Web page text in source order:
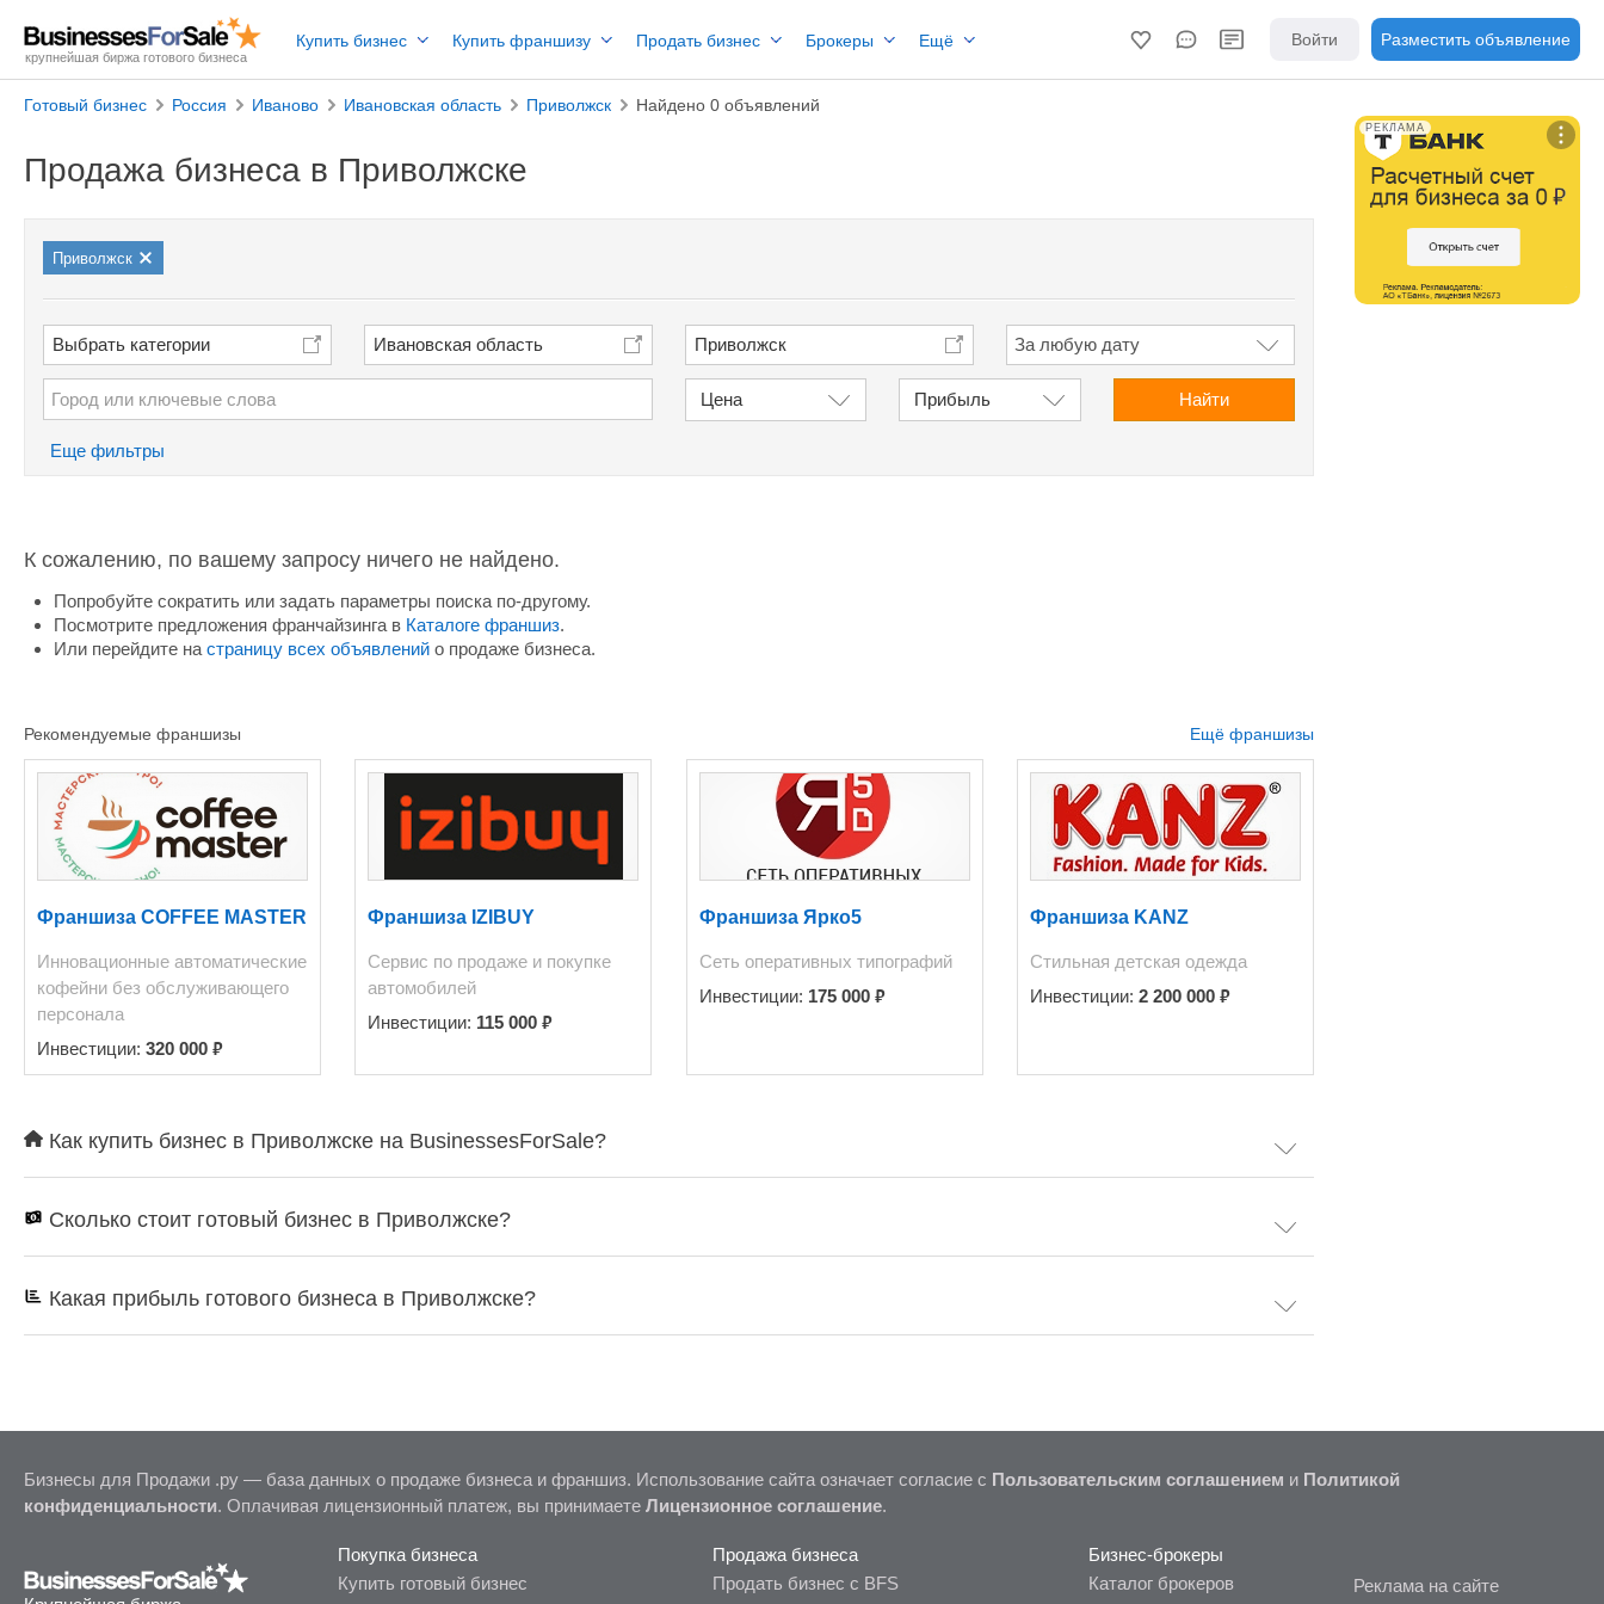
крупнейшая биржа готового бизнеса
Купить бизнес Купить франшизу Продать бизнес Брокеры Ещё Войти Разместить объявление
Готовый бизнес Россия Иваново Ивановская область Приволжск Найдено 0 объявлений
Продажа бизнеса в Приволжске
Приволжск
Выбрать категории Ивановская область Приволжск
Цена Прибыль Найти
Еще фильтры
К сожалению, по вашему запросу ничего не найдено.
Попробуйте сократить или задать параметры поиска по-другому.
Посмотрите предложения франчайзинга в Каталоге франшиз.
Или перейдите на страницу всех объявлений о продаже бизнеса.
Ещё франшизы
Рекомендуемые франшизы
Франшиза COFFEE MASTER
Инновационные автоматические
кофейни без обслуживающего
персонала
Инвестиции: 320 000 ₽
Франшиза IZIBUY
Сервис по продаже и покупке
автомобилей
Инвестиции: 115 000₽
Франшиза Ярко5
Сеть оперативных типографий
Инвестиции: 175 000 ₽
Франшиза KANZ
Стильная детская одежда
Инвестиции:2 200 000₽
Как купить бизнес в Приволжске на BusinessesForSale?
Сколько стоит готовый бизнес в Приволжске?
Какая прибыль готового бизнеса в Приволжске?
РЕКЛАМА
Бизнесы для Продажи .ру — база данных о продаже бизнеса и франшиз. Использование сайта означает согласие с Пользовательским соглашением и Политикой
конфиденциальности. Оплачивая лицензионный платеж, вы принимаете Лицензионное соглашение.
Покупка бизнеса
Купить готовый бизнес
Продажа бизнеса
Продать бизнес с BFS
Бизнес-брокеры
Каталог брокеров
Реклама на сайте